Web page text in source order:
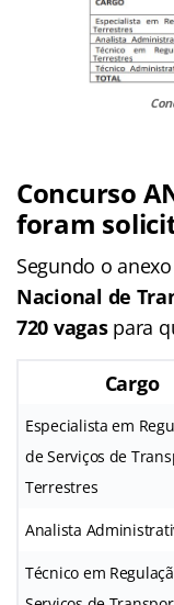
Concurso
foram
Segundo o
Nacional de
720 vagaspara
Cargo
Especialista em
de Serviços de
Terrestres
Analista
Técnico em